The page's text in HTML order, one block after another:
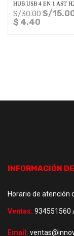
HUB USB 4 EN 1 AST
S/30.00S/
$ 4.40
INFORMACIÓN
Horario de atención
Ventas: 934551560
Email: